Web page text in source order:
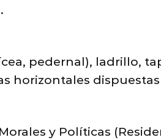
pedernal), ladrillo,
horizontales
y Políticas